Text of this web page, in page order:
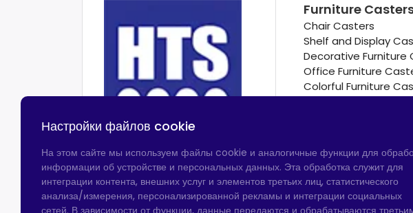
Furniture
Chair Casters
Shelf and Display
Decorative Furniture
Office Furniture
Colorful Furniture
Настройки файлов cookie
На этом сайте мы используем файлы cookie и аналогичные функции для
информации об устройстве и персональных данных. Эта обработка служит для
интеграции контента, внешних услуг и элементов третьих лиц, статистического
анализа/измерения, персонализированной рекламы и интеграции социальных
сетей. В зависимости от функции, данные передаются и обрабатываются